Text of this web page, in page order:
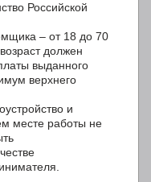
Российской
– от 18 до 70
должен
выданного
верхнего
и
месте работы не